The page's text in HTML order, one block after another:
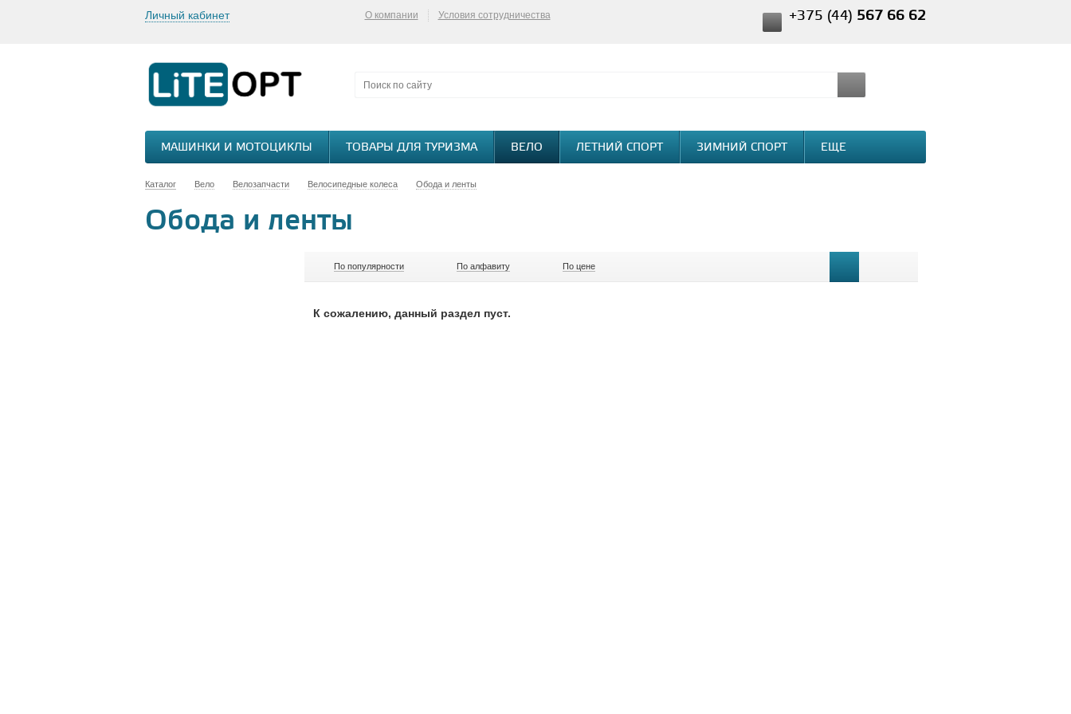
Личный кабинет О компании Условия сотрудничества +375 (44) 567 66 62
МАШИНКИ И МОТОЦИКЛЫ ТОВАРЫ ДЛЯ ТУРИЗМА ВЕЛО ЛЕТНИЙ СПОРТ ЗИМНИЙ СПОРТ ЕЩЕ
Каталог Вело Велозапчасти Велосипедные колеса Обода и ленты
Обода и ленты
По популярности По алфавиту По цене
К сожалению, данный раздел пуст.